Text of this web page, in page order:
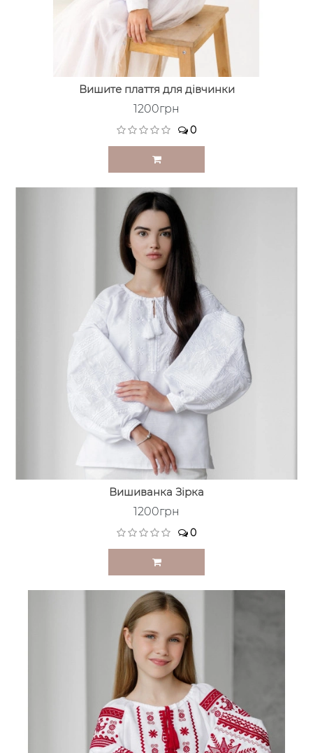
Вишите плаття для дівчинки
1200грн
0
Вишиванка Зірка
1200грн
0